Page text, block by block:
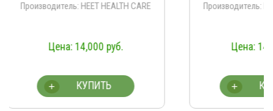
Производитель: HEET HEALTH CARE
14,000 руб.
КУПИТЬ
+ +